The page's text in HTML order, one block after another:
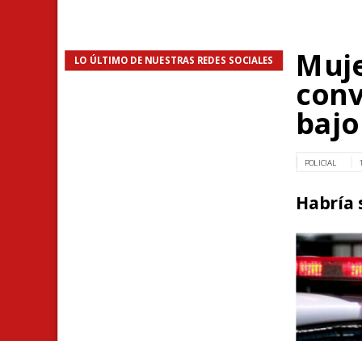
LO ÚLTIMO DE NUESTRAS REDES SOCIALES
POLICIAL